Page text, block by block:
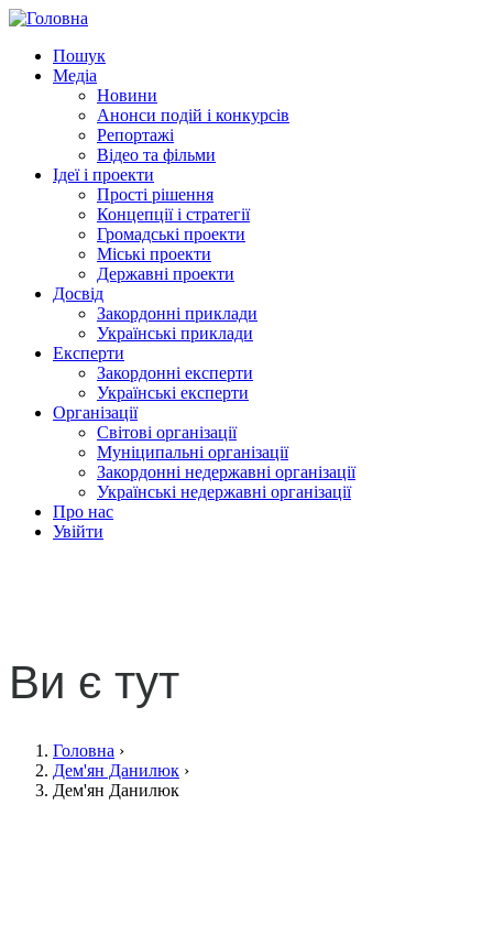
Пошук
Медіа
Новини
Анонси подій і конкурсів
Репортажі
Відео та фільми
Ідеї і проекти
Прості рішення
Концепції і стратегії
Громадські проекти
Міські проекти
Державні проекти
Досвід
Закордонні приклади
Українські приклади
Експерти
Закордонні експерти
Українські експерти
Організації
Світові організації
Муніципальні організації
Закордонні недержавні організації
Українські недержавні організації
Про нас
Увійти
Ви є тут
Головна ›
Дем'ян Данилюк ›
Дем'ян Данилюк